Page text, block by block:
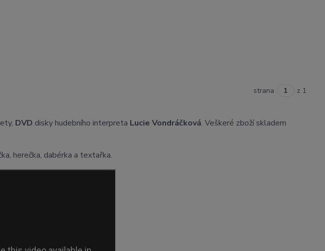
strana z 1
DVD disky hudebního interpreta Lucie Vondráčková. Veškeré zboží skladem
herečka, dabérka a textařka.